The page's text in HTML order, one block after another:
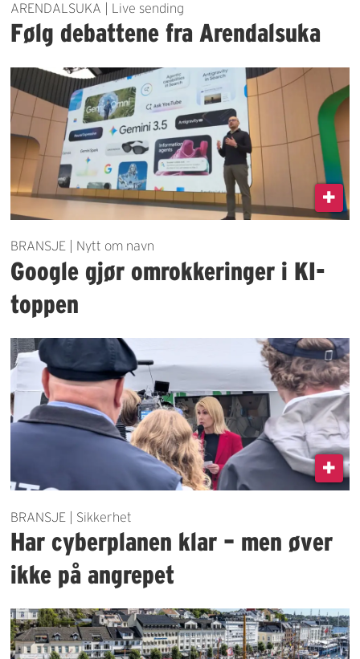
ARENDALSUKA | Live sending
Følg debattene fra Arendalsuka
BRANSJE | Nytt om navn
Google gjør omrokkeringer i KI-
toppen
BRANSJE | Sikkerhet
Har cyberplanen klar – men øver
ikke på angrepet